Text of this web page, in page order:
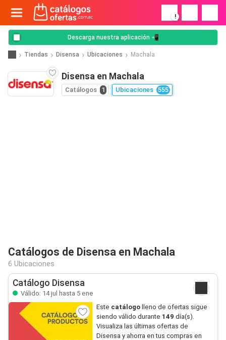
!
Descarga nuestra aplicación 📲
Tiendas Disensa Ubicaciones Machala
Disensa en Machala
Catálogos 1 Ubicaciones 555
Catálogos de Disensa en Machala
6 Ubicaciones
Catálogo Disensa
Válido: 14 jul hasta 5 ene
Este catálogo lleno de ofertas sigue
siendo válido durante 149 día(s).
Visualiza las últimas ofertas de
Disensa y ahorra en tus compras en